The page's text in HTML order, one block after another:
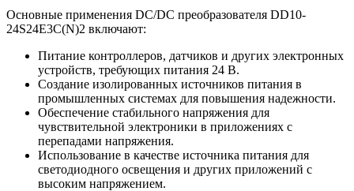
Основные применения DC/DC преобразователя DD10-
24S24E3C(N)2 включают:
Питание контроллеров, датчиков и других электронных
устройств, требующих питания 24 В.
Создание изолированных источников питания в
промышленных системах для повышения надежности.
Обеспечение стабильного напряжения для
чувствительной электроники в приложениях с
перепадами напряжения.
Использование в качестве источника питания для
светодиодного освещения и других приложений с
высоким напряжением.